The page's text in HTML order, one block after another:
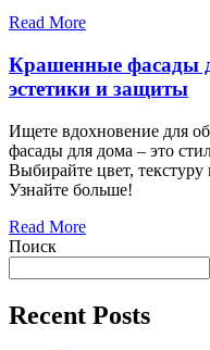
Read More
Крашенные фасады
эстетики и защиты
Ищете вдохновение для
фасады для дома – это
Выбирайте цвет,
Узнайте больше!
Read More
Поиск
Recent Posts